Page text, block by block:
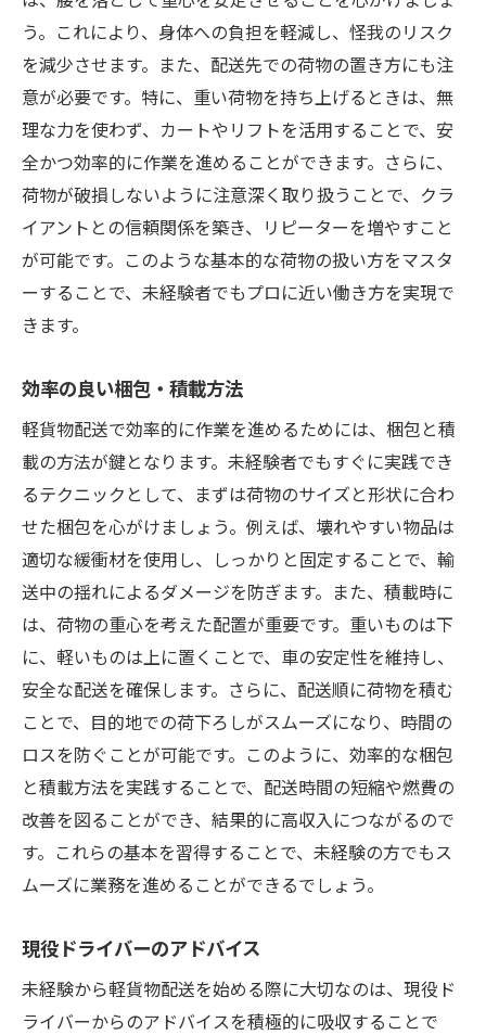
う。これにより、身体への負担を軽減し、怪我のリスク
を減少させます。また、配送先での荷物の置き方にも注
意が必要です。特に、重い荷物を持ち上げるときは、無
理な力を使わず、カートやリフトを活用することで、安
全かつ効率的に作業を進めることができます。さらに、
荷物が破損しないように注意深く取り扱うことで、クラ
イアントとの信頼関係を築き、リピーターを増やすこと
が可能です。このような基本的な荷物の扱い方をマスタ
ーすることで、未経験者でもプロに近い働き方を実現で
きます。
効率の良い梱包・積載方法
軽貨物配送で効率的に作業を進めるためには、梱包と積
載の方法が鍵となります。未経験者でもすぐに実践でき
るテクニックとして、まずは荷物のサイズと形状に合わ
せた梱包を心がけましょう。例えば、壊れやすい物品は
適切な緩衝材を使用し、しっかりと固定することで、輸
送中の揺れによるダメージを防ぎます。また、積載時に
は、荷物の重心を考えた配置が重要です。重いものは下
に、軽いものは上に置くことで、車の安定性を維持し、
安全な配送を確保します。さらに、配送順に荷物を積む
ことで、目的地での荷下ろしがスムーズになり、時間の
ロスを防ぐことが可能です。このように、効率的な梱包
と積載方法を実践することで、配送時間の短縮や燃費の
改善を図ることができ、結果的に高収入につながるので
す。これらの基本を習得することで、未経験の方でもス
ムーズに業務を進めることができるでしょう。
現役ドライバーのアドバイス
未経験から軽貨物配送を始める際に大切なのは、現役ド
ライバーからのアドバイスを積極的に吸収することで